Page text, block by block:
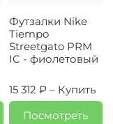
Футзалки Nike
Tiempo
Streetgato PRM
IC - фиолетовый
15 312 ₽ – Купить
Посмотреть